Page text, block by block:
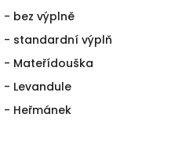
- bez výplně
- standardní výplň
- Mateřídouška
- Levandule
- Heřmánek